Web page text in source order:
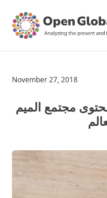
November 27, 2018
مجتمع الميم